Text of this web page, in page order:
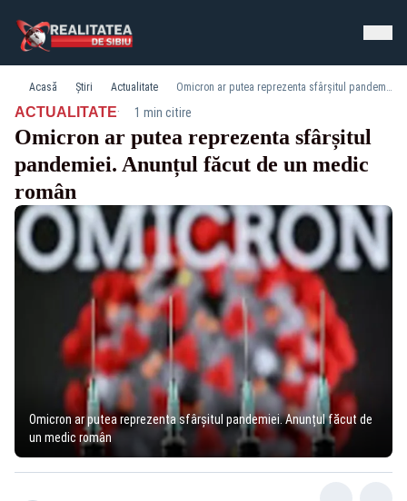
Acasă Știri Actualitate Omicron ar putea reprezenta sfârșitul pandemiei. Anunțul făcut de un medic român
ACTUALITATE· 1 min citire
Omicron ar putea reprezenta sfârșitul
pandemiei. Anunțul făcut de un medic
român
Omicron ar putea reprezenta sfârșitul pandemiei. Anunțul făcut de
un medic român